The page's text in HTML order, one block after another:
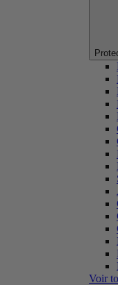
Voir